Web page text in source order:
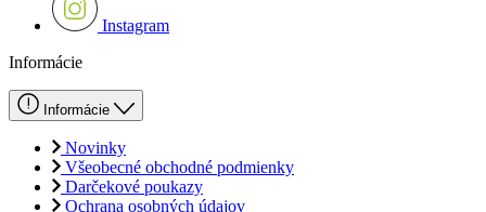
Instagram
Informácie
Informácie
Novinky
Všeobecné obchodné podmienky
Darčekové poukazy
Ochrana osobných údajov